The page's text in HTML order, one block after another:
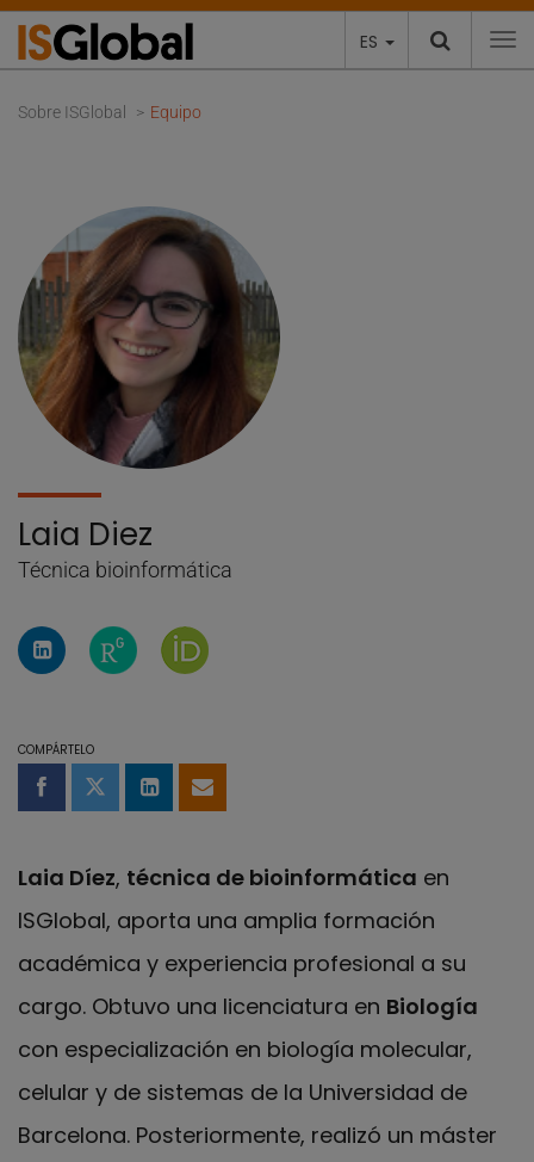
ES
Sobre ISGlobal Equipo
Laia Diez
Técnica bioinformática
Perfil de Linkedin de Laia Diez
COMPÁRTELO
Compartir en Facebook
Compartir en Twitter
Compartir en LinkedIn
Compartir por email
Laia Díez, técnica de bioinformática en
ISGlobal, aporta una amplia formación
académica y experiencia profesional a su
cargo. Obtuvo una licenciatura en Biología
con especialización en biología molecular,
celular y de sistemas de la Universidad de
Barcelona. Posteriormente, realizó un máster